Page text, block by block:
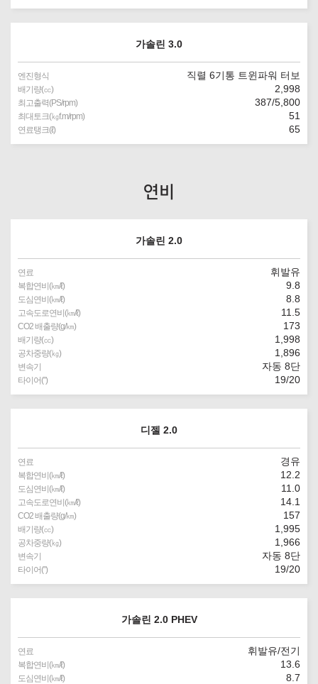
가솔린 3.0
엔진형식 직렬 6기통 트윈파워 터보
배기량(㏄) 2,998
최고출력(PS/rpm) 387/5,800
최대토크(㎏f.m/rpm) 51
연료탱크(ℓ) 65
연비
가솔린 2.0
연료 휘발유
복합연비(㎞/ℓ) 9.8
도심연비(㎞/ℓ) 8.8
고속도로연비(㎞/ℓ) 11.5
CO2 배출량(g/㎞) 173
배기량(㏄) 1,998
공차중량(㎏) 1,896
변속기 자동 8단
타이어(″) 19/20
디젤 2.0
연료 경유
복합연비(㎞/ℓ) 12.2
도심연비(㎞/ℓ) 11.0
고속도로연비(㎞/ℓ) 14.1
CO2 배출량(g/㎞) 157
배기량(㏄) 1,995
공차중량(㎏) 1,966
변속기 자동 8단
타이어(″) 19/20
가솔린 2.0 PHEV
연료 휘발유/전기
복합연비(㎞/ℓ) 13.6
도심연비(㎞/ℓ) 8.7